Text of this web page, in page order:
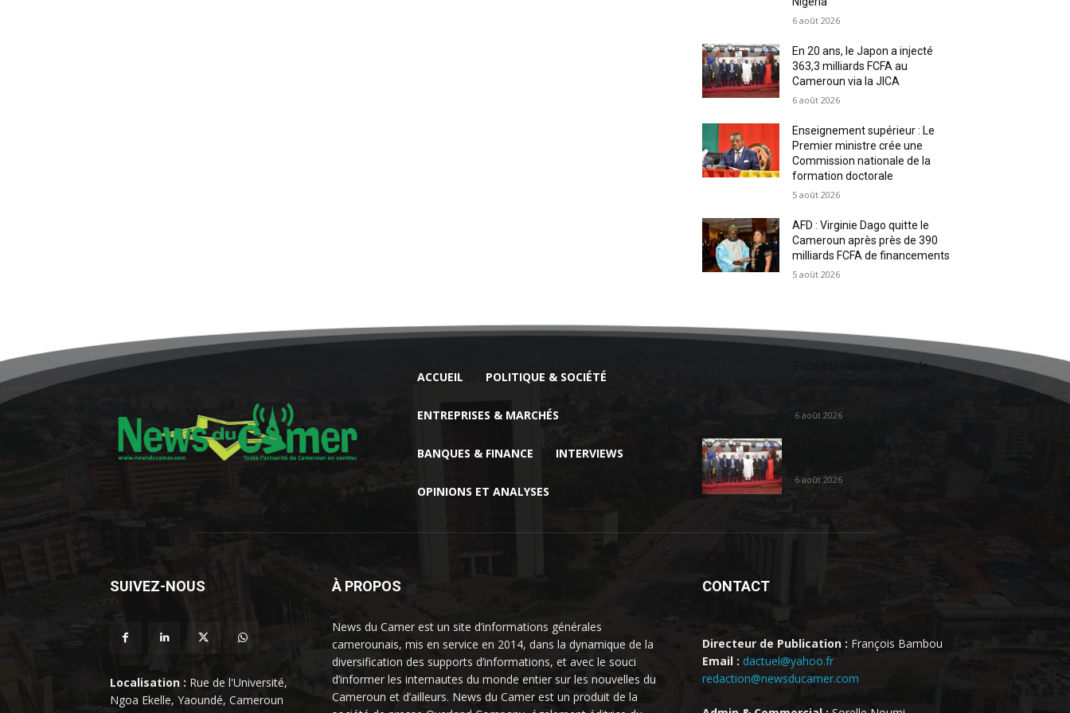
6 août 2026
En 20 ans, le Japon a injecté
363,3 milliards FCFA au
Cameroun via la JICA
6 août 2026
Enseignement supérieur : Le
Premier ministre crée une
Commission nationale de la
formation doctorale
5 août 2026
AFD : Virginie Dago quitte le
Cameroun après près de 390
milliards FCFA de financements
5 août 2026
ACCUEIL POLITIQUE & SOCIÉTÉ
ENTREPRISES & MARCHÉS
BANQUES & FINANCE INTERVIEWS
OPINIONS ET ANALYSES
Face à la baisse des prix, le
6 août 2026
6 août 2026
SUIVEZ-NOUS
Localisation : Rue de l'Université,
Ngoa Ekelle, Yaoundé, Cameroun
À PROPOS
News du Camer est un site d’informations générales
camerounais, mis en service en 2014, dans la dynamique de la
diversification des supports d’informations, et avec le souci
d’informer les internautes du monde entier sur les nouvelles du
Cameroun et d’ailleurs. News du Camer est un produit de la
CONTACT
Directeur de Publication : François Bambou
Email : dactuel@yahoo.fr
redaction@newsducamer.com